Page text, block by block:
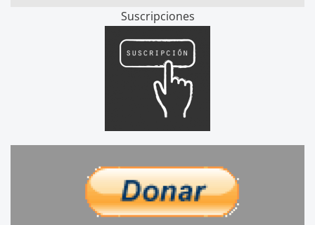
Suscripciones